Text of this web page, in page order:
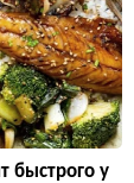
быстрого у